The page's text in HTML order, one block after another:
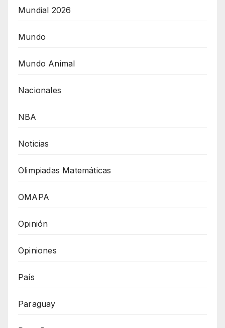
Mundial 2026
Mundo
Mundo Animal
Nacionales
NBA
Noticias
Olimpiadas Matemáticas
OMAPA
Opinión
Opiniones
País
Paraguay